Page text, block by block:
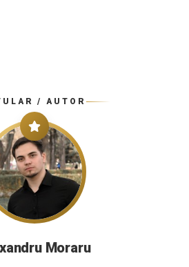
/ AUTOR
Moraru